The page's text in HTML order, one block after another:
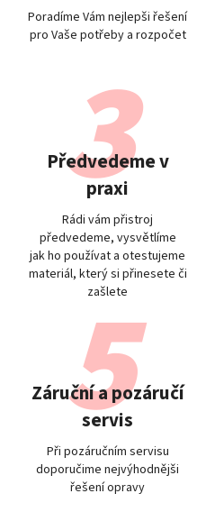
Poradíme Vám nejlepši řešení
pro Vaše potřeby a rozpočet
Předvedeme v
praxi
Rádi vám přistroj
předvedeme, vysvětlíme
jak ho používat a otestujeme
materiál, který si přinesete či
zašlete
Záruční a pozáručí
servis
Při pozáručním servisu
doporučime nejvýhodnějši
řešení opravy